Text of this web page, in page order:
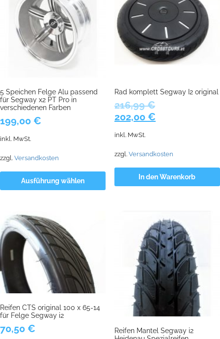
5 Speichen Felge Alu passend
für Segway x2 PT Pro in
verschiedenen Farben
199,00 €
inkl. MwSt.
zzgl. Versandkosten
Ausführung wählen
Rad komplett Segway I2 original
216,99€
Ursprünglicher
war:
216,99 €
202,00 €Aktueller
202,00 €.
inkl. MwSt.
zzgl. Versandkosten
In den Warenkorb
Reifen CTS original 100 x 65-14
für Felge Segway i2
70,50 €
Reifen Mantel Segway i2